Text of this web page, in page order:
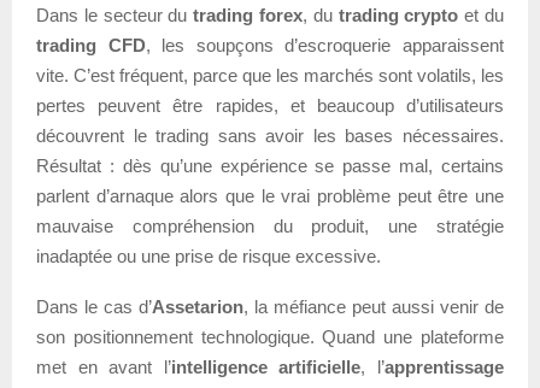
Dans le secteur dutrading forex, du trading crypto et du
trading CFD, les soupçons d’escroquerie apparaissent
vite. C’est fréquent, parce que les marchés sont volatils, les
pertes peuvent être rapides, et beaucoup d’utilisateurs
découvrent le trading sans avoir les bases nécessaires.
Résultat : dès qu’une expérience se passe mal, certains
parlent d’arnaque alors que le vrai problème peut être une
mauvaise compréhension du produit, une stratégie
inadaptée ou une prise de risque excessive.
Dans le cas d’Assetarion, la méfiance peut aussi venir de
son positionnement technologique. Quand une plateforme
met en avant l’intelligence artificielle, l’apprentissage